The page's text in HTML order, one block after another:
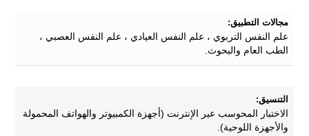
مجالات التطبيق:
علم النفس التربوي ، علم النفس العيادي ، علم النفس العصبي ،
الطب العام والبحوث.
التنسيق:
الاختبار المحوسب عبر الإنترنت (أجهزة الكمبيوتر والهواتف المحمولة
والأجهزة اللوحية).